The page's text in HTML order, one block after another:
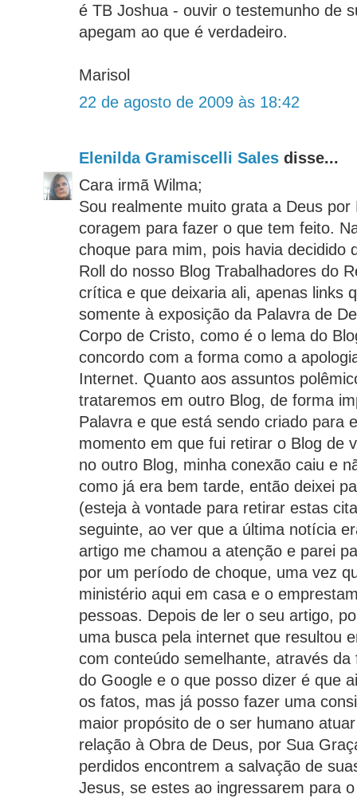
é TB Joshua - ouvir o testemunho de
apegam ao que é verdadeiro.
Marisol
22 de agosto de 2009 às 18:42
Elenilda Gramiscelli Sales disse...
Cara irmã Wilma;
Sou realmente muito grata a Deus
coragem para fazer o que tem feito.
choque para mim, pois havia decidido
Roll do nosso Blog Trabalhadores do
crítica e que deixaria ali, apenas links
somente à exposição da Palavra de
Corpo de Cristo, como é o lema do
concordo com a forma como a
Internet. Quanto aos assuntos
trataremos em outro Blog, de forma
Palavra e que está sendo criado para
momento em que fui retirar o Blog de
no outro Blog, minha conexão caiu e
como já era bem tarde, então deixei
(esteja à vontade para retirar estas
seguinte, ao ver que a última notícia
artigo me chamou a atenção e parei
por um período de choque, uma vez
ministério aqui em casa e o
pessoas. Depois de ler o seu artigo,
uma busca pela internet que resultou
com conteúdo semelhante, através
do Google e o que posso dizer é que
os fatos, mas já posso fazer uma
maior propósito de o ser humano
relação à Obra de Deus, por Sua
perdidos encontrem a salvação de
Jesus, se estes ao ingressarem para